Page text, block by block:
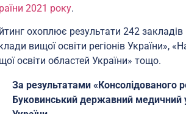
2021 року.
охоплює результати 242
вищої освіти регіонів України»,
освіти областей України» тощо.
За результатами «Консолідованого
Буковинський державний медичний